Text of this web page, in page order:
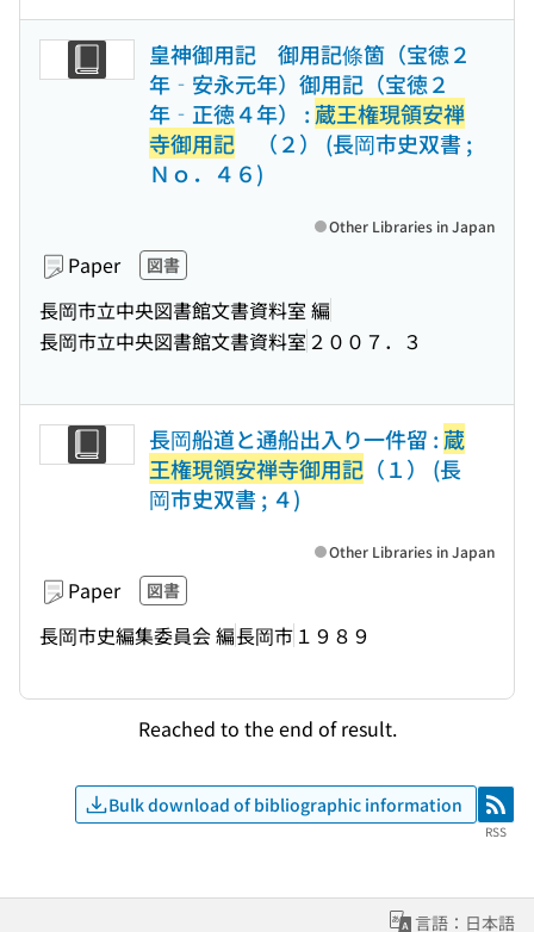
皇神御用記 御用記條箇（宝徳２
年‐安永元年）御用記（宝徳２
年‐正徳４年） : 蔵王権現領安禅
寺御用記 （２） (長岡市史双書 ;
Ｎｏ．４６)
Paper 図書
長岡市立中央図書館文書資料室 編
長岡市立中央図書館文書資料室 ２００７．３
Other Libraries in Japan
長岡船道と通船出入り一件留 : 蔵
王権現領安禅寺御用記 （１） (長
岡市史双書 ; ４)
Paper 図書
長岡市史編集委員会 編長岡市 １９８９
Other Libraries in Japan
Reached to the end of result.
Bulk download of bibliographic information RSS
RSS
言語：日本語